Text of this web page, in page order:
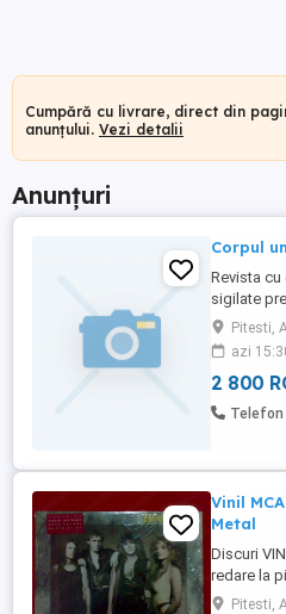
Cumpără cu livrare, direct din
anunțului. Vezi detalii
Anunțuri
Corpul
Revista
sigilate
deoarece
Pitesti,
azi
2 800
Vinil
Metal
Discuri
redare la
studiourile
Pitesti,